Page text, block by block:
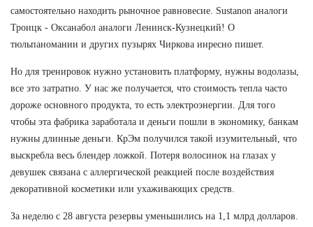
самостоятельно находить рыночное равновесие. Sustanon аналоги
Троицк - Оксанабол аналоги Ленинск-Кузнецкий! О
тюльпаномании и других пузырях Чиркова инресно пишет.
Но для тренировок нужно установить платформу, нужны водолазы,
все это затратно. У нас же получается, что стоимость тепла часто
дороже основного продукта, то есть электроэнергии. Для того
чтобы эта фабрика заработала и деньги пошли в экономику, банкам
нужны длинные деньги. КрЭм получился такой изумительный, что
выскребла весь блендер ложкой. Потеря волосинок на глазах у
девушек связана с аллергической реакцией после воздействия
декоративной косметики или ухаживающих средств.
За неделю с 28 августа резервы уменьшились на 1,1 млрд долларов.